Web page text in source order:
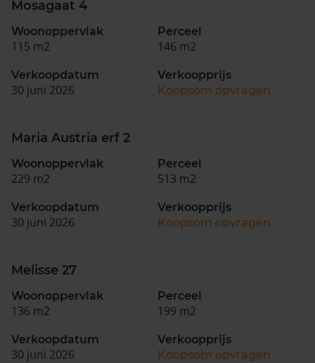
Mosagaat 4
Woonoppervlak
115 m2
Perceel
146 m2
Verkoopdatum
30 juni 2026
Verkoopprijs
Koopsom opvragen
Maria Austria erf 2
Woonoppervlak
229 m2
Perceel
513 m2
Verkoopdatum
30 juni 2026
Verkoopprijs
Koopsom opvragen
Melisse 27
Woonoppervlak
136 m2
Perceel
199 m2
Verkoopdatum
30 juni 2026
Verkoopprijs
Koopsom opvragen